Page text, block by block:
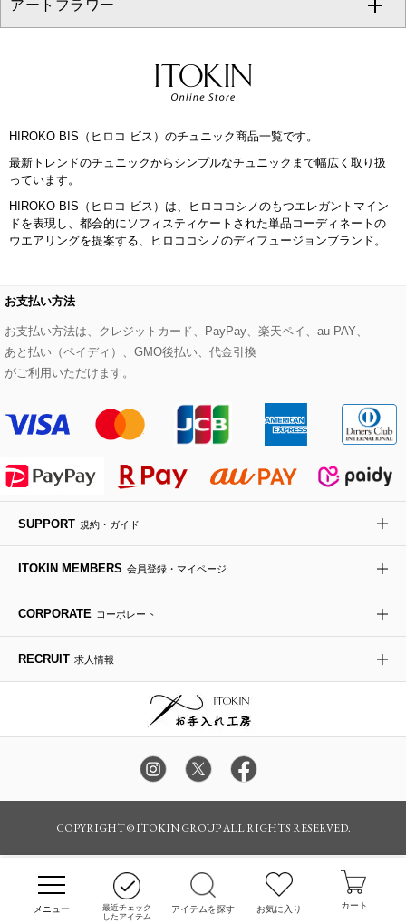
最近チェック
したアイテム
アイテムを探す お気に入り カート
MK MICHEL KLEIN BAG
HIROKO KOSHINO
re:edition project 165
HIROKO BIS
HIROKO BIS GRANDE
スウェット・ジャージー
セットアップパンツ
セットアップワンピース
その他のジャケット・スーツ
チェスターコート
ノーカラーコート
ライダースジャケット
デニムジャケット
その他のコート・ブルゾン
ベルト・サスペンダー
財布・名刺入れ・ケース
ハンカチ・バンダナ
手袋
ネクタイ
ポーチ
傘・日傘
レッグウェア
時計
その他のグッズ・小物
ピアス・イヤリング
ブローチ・コサージュ
その他のアクセサリー
トートバッグ
クラッチバッグ
バックパック・リュック
ボディバッグ・メッセンジャーバッグ
ビジネスバッグ
その他のバッグ
すべてのシューズ
ブーツ・ブーティー
フラットシューズ
ローファー
サンダル・ミュール
その他のシューズ
アートフラワー
オーキッド・胡蝶蘭
カサブランカ・カラー
ラナンキュラス
グリーン
その他のアートフラワー
HIROKO BIS（ヒロコ ビス）のチュニック商品一覧です。
最新トレンドのチュニックからシンプルなチュニックまで幅広く取り扱
っています。
HIROKO BIS（ヒロコ ビス）は、ヒロココシノのもつエレガントマイン
ドを表現し、都会的にソフィスティケートされた単品コーディネートの
ウエアリングを提案する、ヒロココシノのディフュージョンブランド。
お支払い方法
お支払い方法は、クレジットカード、PayPay、楽天ペイ、au PAY、
あと払い（ペイディ）、GMO後払い、代金引換
がご利用いただけます。
SUPPORT 規約・ガイド
ITOKIN MEMBERS 会員登録・マイページ
CORPORATE コーポレート
RECRUIT 求人情報
COPYRIGHT © ITOKIN GROUP ALL RIGHTS RESERVED.